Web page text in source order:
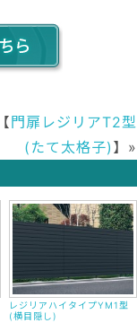
【門扉レジリアT2型
(たて太格子) 】»
レジリアハイタイプYM1型
(横目隠し)